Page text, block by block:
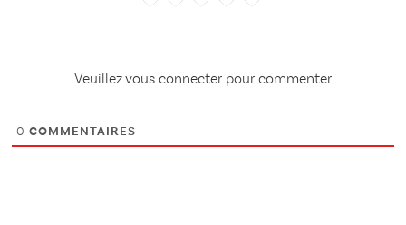
Veuillez vous connecter pour commenter
0 COMMENTAIRES